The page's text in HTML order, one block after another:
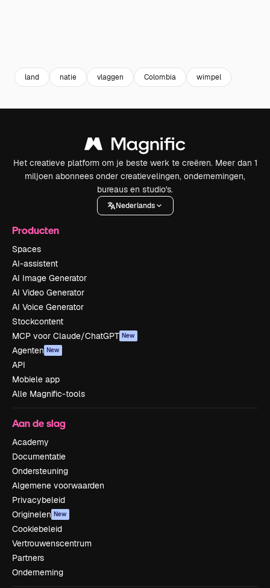
land natie vlaggen Colombia wimpel
Het creatieve platform om je beste werk te creëren. Meer dan 1
miljoen abonnees onder creatievelingen, ondernemingen,
bureaus en studio's.
Nederlands
Producten
Spaces
AI-assistent
AI Image Generator
AI Video Generator
AI Voice Generator
Stockcontent
MCP voor Claude/ChatGPT New
Agenten New
API
Mobiele app
Alle Magnific-tools
Aan de slag
Academy
Documentatie
Ondersteuning
Algemene voorwaarden
Privacybeleid
Originelen New
Cookiebeleid
Vertrouwenscentrum
Partners
Onderneming